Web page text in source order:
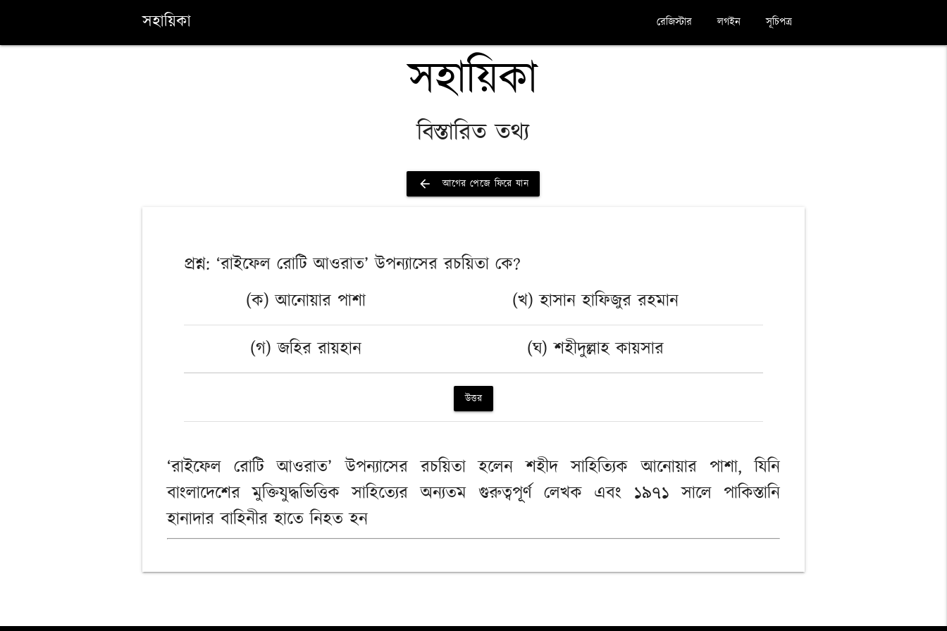
সহায়িকা সূচিপত্র
লগইন
রেজিস্টার
সহায়িকা
বিস্তারিত তথ্য
arrow_back আগের পেজে ফিরে যান
প্রশ্ন: ‘রাইফেল রোটি আওরাত’ উপন্যাসের রচয়িতা কে?
(ক) আনোয়ার পাশা
(খ) হাসান হাফিজুর রহমান
(গ) জহির রায়হান
(ঘ) শহীদুল্লাহ কায়সার
উত্তর
‘রাইফেল রোটি আওরাত’ উপন্যাসের রচয়িতা হলেন শহীদ সাহিত্যিক আনোয়ার পাশা, যিনি
বাংলাদেশের মুক্তিযুদ্ধভিত্তিক সাহিত্যের অন্যতম গুরুত্বপূর্ণ লেখক এবং ১৯৭১ সালে পাকিস্তানি
হানাদার বাহিনীর হাতে নিহত হন